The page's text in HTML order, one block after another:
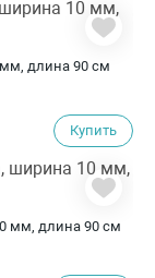
мм, длина 90 см
Купить
мм, длина 90 см